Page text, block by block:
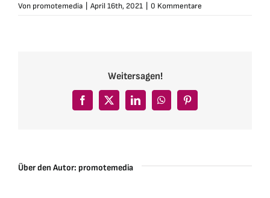
Von promotemedia April 16th, 2021 0 Kommentare
Weitersagen!
Facebook
X LinkedInWhatsAppPinterest
Über den Autor: promotemedia